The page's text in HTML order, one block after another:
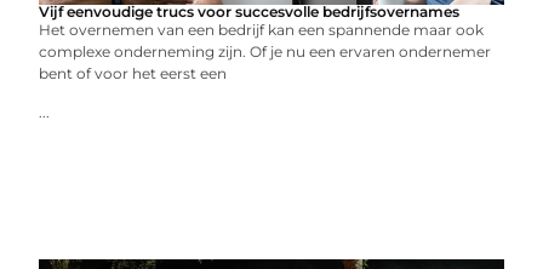
Vijf eenvoudige trucs voor succesvolle bedrijfsovernames
Het overnemen van een bedrijf kan een spannende maar ook
complexe onderneming zijn. Of je nu een ervaren ondernemer
bent of voor het eerst een
...